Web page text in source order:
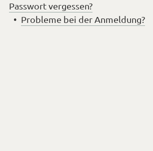
Passwort vergessen?
Probleme bei der Anmeldung?